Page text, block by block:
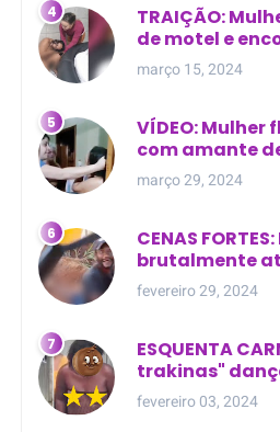
TRAIÇÃO:
de motel e
com outra na
março 15, 2024
VÍDEO:
com amante
residência
março 29, 2024
CENAS
brutalmente
golpes de
fevereiro 29, 2024
ESQUENTA
trakinas"
meio da rua na
fevereiro 03, 2024